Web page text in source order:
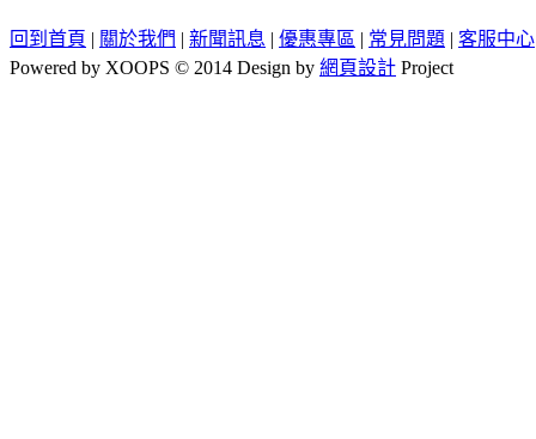
回到首頁 | 關於我們 | 新聞訊息 | 優惠專區 | 常見問題 | 客服中心
Powered by XOOPS © 2014 Design by 網頁設計 Project